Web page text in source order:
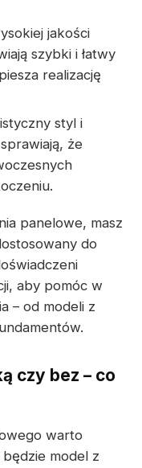
jakości
szybki i łatwy
realizację
styl i
że
panelowe, masz
do
aby pomóc w
– od modeli z
czy bez – co
warto
model z